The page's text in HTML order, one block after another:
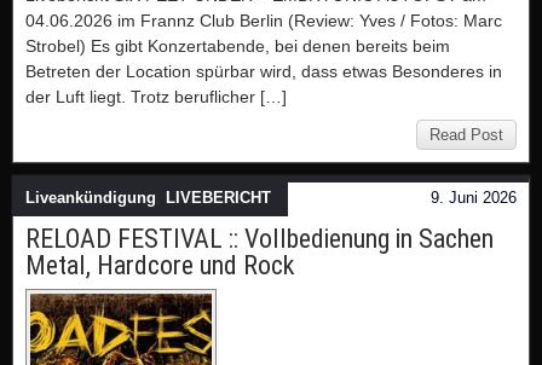
04.06.2026 im Frannz Club Berlin (Review: Yves / Fotos: Marc
Strobel) Es gibt Konzertabende, bei denen bereits beim
Betreten der Location spürbar wird, dass etwas Besonderes in
der Luft liegt. Trotz beruflicher […]
Read Post
9. Juni 2026
Liveankündigung LIVEBERICHT
RELOAD FESTIVAL :: Vollbedienung in Sachen
Metal, Hardcore und Rock